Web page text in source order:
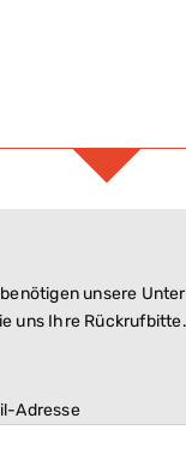
unsere
uns Ihre Rückrufbitte.
Adresse